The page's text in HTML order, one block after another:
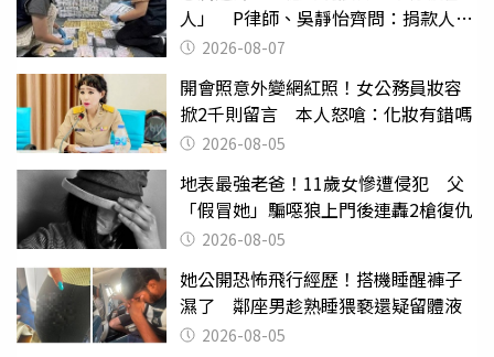
人」 P律師、吳靜怡齊問：捐款人有
權知道真相
2026-08-07
開會照意外變網紅照！女公務員妝容
掀2千則留言 本人怒嗆：化妝有錯嗎
2026-08-05
地表最強老爸！11歲女慘遭侵犯 父
「假冒她」騙噁狼上門後連轟2槍復仇
2026-08-05
她公開恐怖飛行經歷！搭機睡醒褲子
濕了 鄰座男趁熟睡猥褻還疑留體液
2026-08-05